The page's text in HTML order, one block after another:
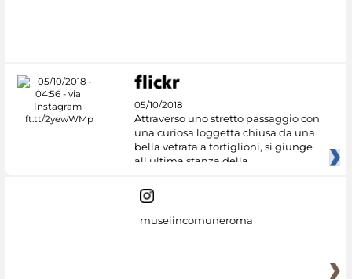
05/10/2018
Attraverso uno stretto passaggio con
una curiosa loggetta chiusa da una
bella vetrata a tortiglioni, si giunge
all'ultima stanza della
museiincomuneroma